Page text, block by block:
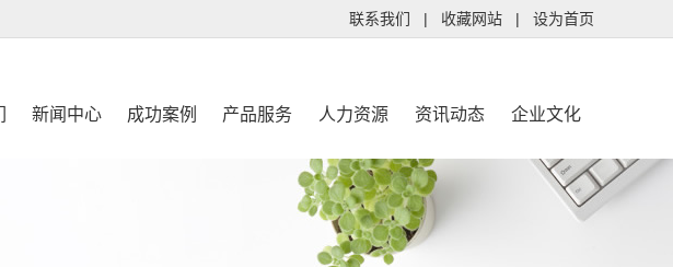
联系我们 | 收藏网站 | 设为首页
新闻中心 成功案例 产品服务 人力资源 资讯动态 企业文化